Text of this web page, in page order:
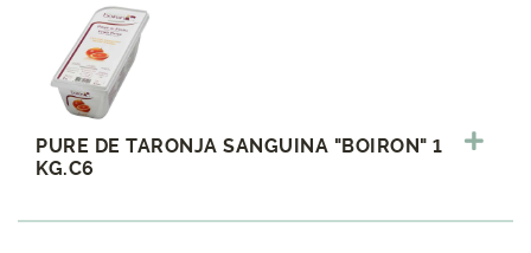
PURE DE TARONJA SANGUINA "BOIRON" 1
KG.C6